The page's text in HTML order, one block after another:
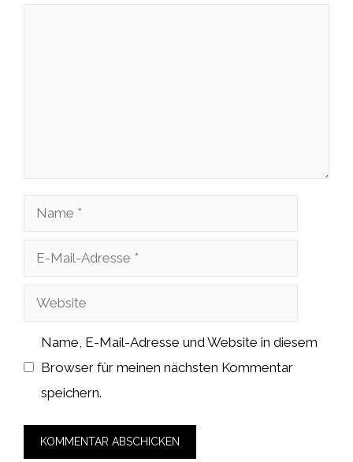
Name
Adresse
Website
Name, E-Mail-Adresse und Website in diesem
Browser für meinen nächsten Kommentar
speichern.